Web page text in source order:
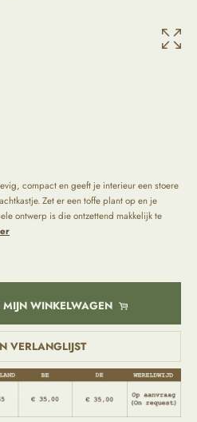
compact en geeft je interieur een stoere
Zet er een toffe plant op en je
ontwerp is die ontzettend makkelijk te
MIJN WINKELWAGEN
VERLANGLIJST